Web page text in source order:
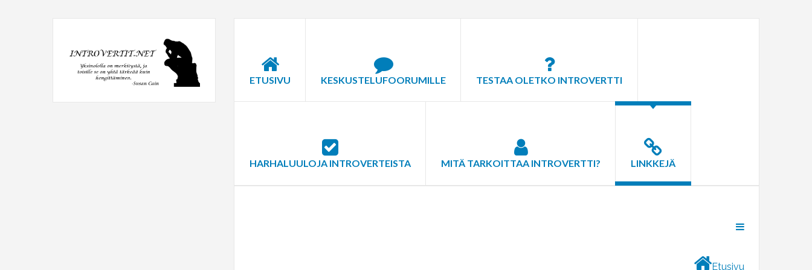
ETUSIVU KESKUSTELUFOORUMILLE TESTAA OLETKO INTROVERTTI
HARHALUULOJA INTROVERTEISTA MITÄ TARKOITTAA INTROVERTTI? LINKKEJÄ
Etusivu